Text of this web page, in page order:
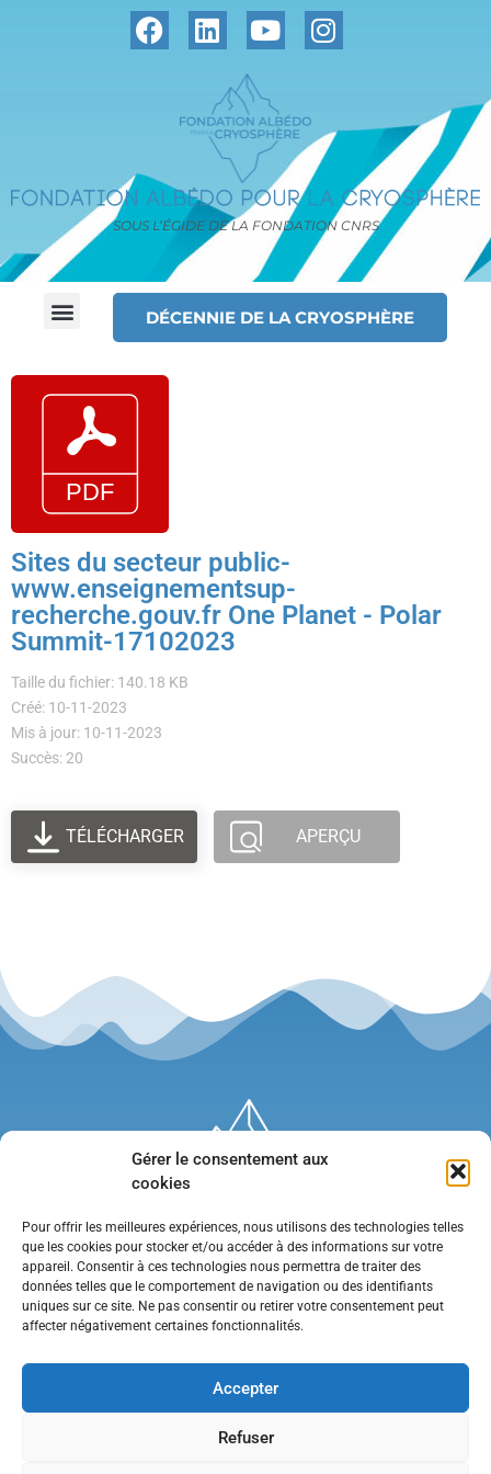
Gérer le consentement aux
cookies
Pour offrir les meilleures expériences, nous utilisons des technologies telles
que les cookies pour stocker et/ou accéder à des informations sur votre
appareil. Consentir à ces technologies nous permettra de traiter des
données telles que le comportement de navigation ou des identifiants
uniques sur ce site. Ne pas consentir ou retirer votre consentement peut
affecter négativement certaines fonctionnalités.
Accepter
Refuser
SOUS L’ÉGIDE DE LA FONDATION CNRS
DÉCENNIE DE LA CRYOSPHÈRE
Sites du secteur public-
www.enseignementsup-
recherche.gouv.fr One Planet - Polar
Summit-17102023
Taille du fichier: 140.18 KB
Créé: 10-11-2023
Mis à jour: 10-11-2023
Succès: 20
TÉLÉCHARGER APERÇU
•Contact